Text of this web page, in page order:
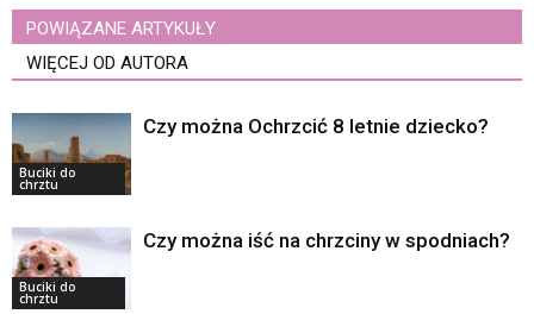
POWIĄZANE ARTYKUŁY
WIĘCEJ OD AUTORA
Buciki do
chrztu
Czy można Ochrzcić 8 letnie dziecko?
Buciki do
chrztu
Czy można iść na chrzciny w spodniach?